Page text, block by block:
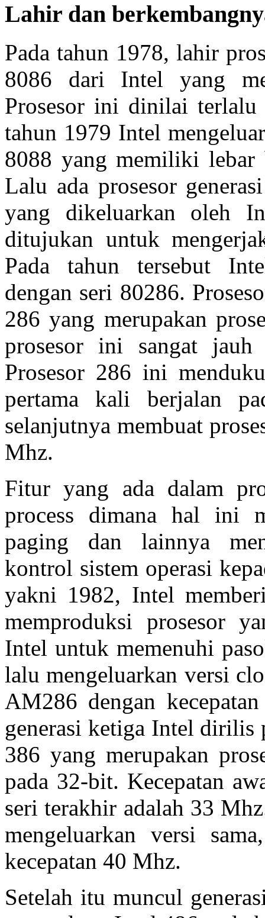
Lahir dan
Pada tahun 1978, lahir
8086 dari Intel yang
Prosesor ini dinilai terlalu
tahun 1979 Intel
8088 yang memiliki lebar
Lalu ada prosesor
yang dikeluarkan oleh
ditujukan untuk
Pada tahun tersebut
dengan seri 80286.
286 yang merupakan
prosesor ini sangat jauh
Prosesor 286 ini
pertama kali berjalan
selanjutnya membuat
Mhz.
Fitur yang ada dalam
process dimana hal ini
paging dan lainnya
kontrol sistem operasi
yakni 1982, Intel
memproduksi prosesor
Intel untuk memenuhi
lalu mengeluarkan versi
AM286 dengan
generasi ketiga Intel dirilis
386 yang merupakan
pada 32-bit. Kecepatan
seri terakhir adalah 33
mengeluarkan versi
kecepatan 40 Mhz.
Setelah itu muncul